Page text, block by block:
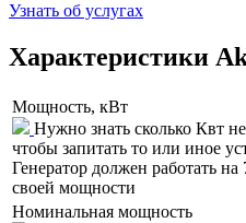
Узнать об услугах
Характеристики
Мощность, кВт
Нужно знать сколько Квт
чтобы запитать то или иное
Генератор должен работать на
своей мощности
Номинальная мощность